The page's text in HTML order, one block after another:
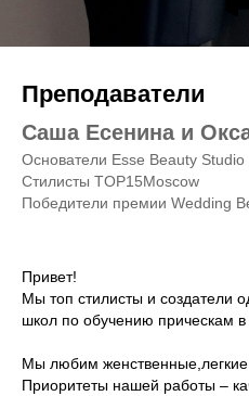
Преподаватели
Саша Есенина и
Основатели Esse Beauty Studio
Стилисты TOP15Moscow
Победители премии Wedding
Привет!
Мы топ стилисты и создатели
школ по обучению прическам
Мы любим женственные,легкие
Приоритеты нашей работы –